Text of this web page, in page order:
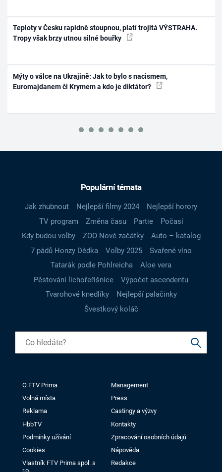
Teploty v Česku rapidně stoupnou, platí trojitá VÝSTRAHA.
Tropy však brzy utnou silné bouřky
Mýty o válce na Ukrajině: Jak to bylo s nacismem,
Euromajdanem či Krymem a kdo je diktátor?
Populární témata
Jak zhubnout Nejlepší filmy 2024
Nejlepší horory
TV program
Změna času Partie
Počasí
Kdy budou volby
ZOO Nové začátky
Auto – katalog
7 pádů Honzy Dědka
Volby 2025
Svařené víno
Tatarák podle Pohlreicha
Aloe vera
Pěstování lichořeřišnice
Výpočet ascendentu
Tvarohové knedlíky
Nejlepší palačinky
Švestkový koláč
O FTV Prima
Management
Volná místa
Press
Reklama
Castingy a výzvy
HbbTV
Kontakty
Podmínky užívání
Zpracování osobních údajů
Cookies
Nápověda
Vlastník FTV Prima spol. s
r.o.
Redakce